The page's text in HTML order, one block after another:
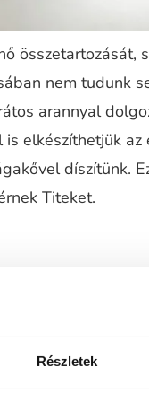
Részletek
összetartozását,
nem tudunk
arannyal
elkészíthetjük az
díszítünk.
Titeket.